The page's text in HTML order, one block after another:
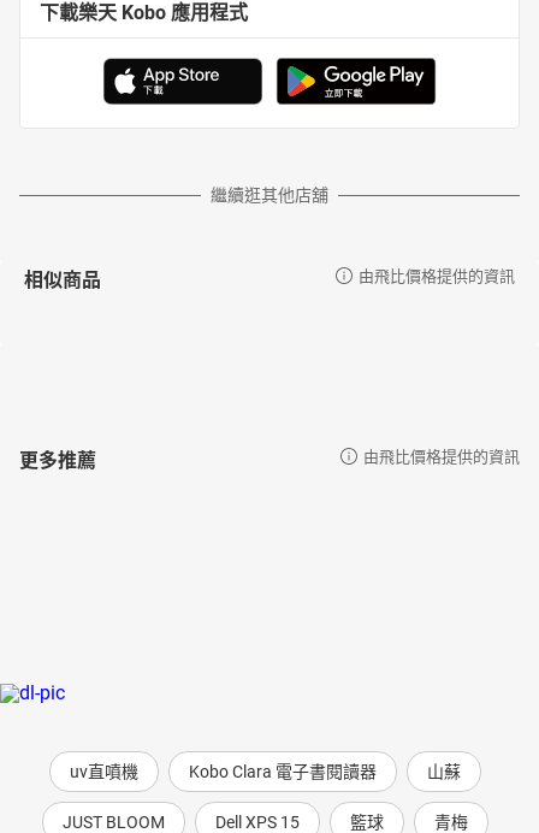
下載樂天 Kobo 應用程式
繼續逛其他店舖
相似商品 由飛比價格提供的資訊
更多推薦 由飛比價格提供的資訊
uv直噴機 Kobo Clara 電子書閱讀器 山蘇
JUST BLOOM Dell XPS 15 籃球 青梅